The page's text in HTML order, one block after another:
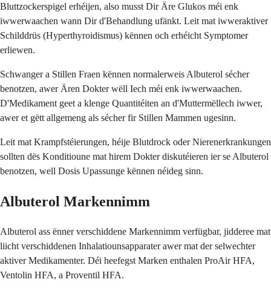
Bluttzockerspigel erhéijen, also musst Dir Äre Glukos méi enk
iwwerwaachen wann Dir d'Behandlung ufänkt. Leit mat iwweraktiver
Schilddrüs (Hyperthyroidismus) kënnen och erhéicht Symptomer
erliewen.
Schwanger a Stillen Fraen kënnen normalerweis Albuterol sécher
benotzen, awer Ären Dokter wëll Iech méi enk iwwerwaachen.
D'Medikament geet a klenge Quantitéiten an d'Muttermëllech iwwer,
awer et gëtt allgemeng als sécher fir Stillen Mammen ugesinn.
Leit mat Krampfstéierungen, héije Blutdrock oder Nierenerkrankungen
sollten dës Konditioune mat hirem Dokter diskutéieren ier se Albuterol
benotzen, well Dosis Upassunge kënnen néideg sinn.
Albuterol Markennimm
Albuterol ass ënner verschiddene Markennimm verfügbar, jidderee mat
liicht verschiddenen Inhalatiounsapparater awer mat der selwechter
aktiver Medikamenter. Déi heefegst Marken enthalen ProAir HFA,
Ventolin HFA, a Proventil HFA.